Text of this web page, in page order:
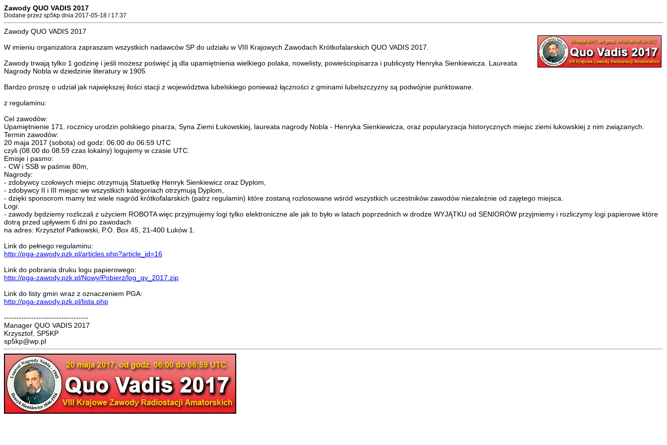
Zawody QUO VADIS 2017
Dodane przez sp5kp dnia 2017-05-18 / 17:37
Zawody QUO VADIS 2017
W imieniu organizatora zapraszam wszystkich nadawców SP do udziału w VIII Krajowych Zawodach Krótkofalarskich QUO VADIS 2017.
Zawody trwają tylko 1 godzinę i jeśli możesz poświęć ją dla upamiętnienia wielkiego polaka, nowelisty, powieściopisarza i publicysty Henryka Sienkiewicza. Laureata
Nagrody Nobla w dziedzinie literatury w 1905.
Bardzo proszę o udział jak największej ilości stacji z województwa lubelskiego ponieważ łączności z gminami lubelszczyzny są podwójnie punktowane.
z regulaminu:
Cel zawodów:
Upamiętnienie 171. rocznicy urodzin polskiego pisarza, Syna Ziemi Łukowskiej, laureata nagrody Nobla - Henryka Sienkiewicza, oraz popularyzacja historycznych miejsc ziemi łukowskiej z nim związanych.
Termin zawodów:
20 maja 2017 (sobota) od godz: 06:00 do 06:59 UTC
czyli (08.00 do 08.59 czas lokalny) logujemy w czasie UTC.
Emisje i pasmo:
- CW i SSB w paśmie 80m,
Nagrody:
- zdobywcy czołowych miejsc otrzymują Statuetkę Henryk Sienkiewicz oraz Dyplom,
- zdobywcy II i III miejsc we wszystkich kategoriach otrzymują Dyplom,
- dzięki sponsorom mamy też wiele nagród krótkofalarskich (patrz regulamin) które zostaną rozlosowane wśród wszystkich uczestników zawodów niezależnie od zajętego miejsca.
Logi:
- zawody będziemy rozliczali z użyciem ROBOTA więc przyjmujemy logi tylko elektroniczne ale jak to było w latach poprzednich w drodze WYJĄTKU od SENIORÓW przyjmiemy i rozliczymy logi papierowe które
dotrą przed upływem 6 dni po zawodach
na adres: Krzysztof Patkowski, P.O. Box 45, 21-400 Łuków 1.
Link do pełnego regulaminu:
http://pga-zawody.pzk.pl/articles.php?article_id=16
Link do pobrania druku logu papierowego:
http://pga-zawody.pzk.pl/Nowy/Pobierz/log_qv_2017.zip
Link do listy gmin wraz z oznaczeniem PGA:
http://pga-zawody.pzk.pl/lista.php
----------------------------------
Manager QUO VADIS 2017
Krzysztof, SP5KP
sp5kp@wp.pl